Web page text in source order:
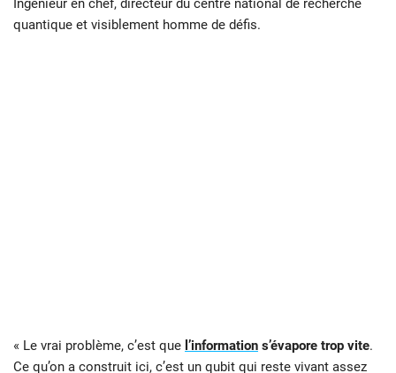
Ingénieur en chef, directeur du centre national de recherche
quantique et visiblement homme de défis.
« Le vrai problème, c’est que l’information s’évapore trop vite.
Ce qu’on a construit ici, c’est un qubit qui reste vivant assez